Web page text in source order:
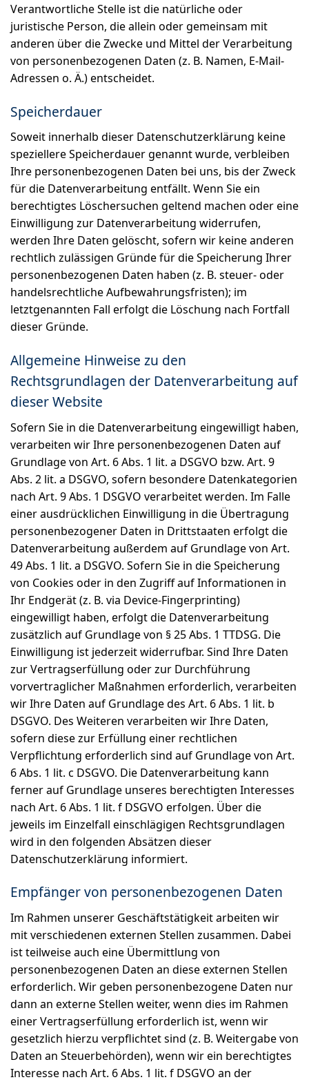
Verantwortliche Stelle ist die natürliche oder
juristische Person, die allein oder gemeinsam mit
anderen über die Zwecke und Mittel der Verarbeitung
von personenbezogenen Daten (z. B. Namen, E-Mail-
Adressen o. Ä.) entscheidet.
Speicherdauer
Soweit innerhalb dieser Datenschutzerklärung keine
speziellere Speicherdauer genannt wurde, verbleiben
Ihre personenbezogenen Daten bei uns, bis der Zweck
für die Datenverarbeitung entfällt. Wenn Sie ein
berechtigtes Löschersuchen geltend machen oder eine
Einwilligung zur Datenverarbeitung widerrufen,
werden Ihre Daten gelöscht, sofern wir keine anderen
rechtlich zulässigen Gründe für die Speicherung Ihrer
personenbezogenen Daten haben (z. B. steuer- oder
handelsrechtliche Aufbewahrungsfristen); im
letztgenannten Fall erfolgt die Löschung nach Fortfall
dieser Gründe.
Allgemeine Hinweise zu den
Rechtsgrundlagen der Datenverarbeitung auf
dieser Website
Sofern Sie in die Datenverarbeitung eingewilligt haben,
verarbeiten wir Ihre personenbezogenen Daten auf
Grundlage von Art. 6 Abs. 1 lit. a DSGVO bzw. Art. 9
Abs. 2 lit. a DSGVO, sofern besondere Datenkategorien
nach Art. 9 Abs. 1 DSGVO verarbeitet werden. Im Falle
einer ausdrücklichen Einwilligung in die Übertragung
personenbezogener Daten in Drittstaaten erfolgt die
Datenverarbeitung außerdem auf Grundlage von Art.
49 Abs. 1 lit. a DSGVO. Sofern Sie in die Speicherung
von Cookies oder in den Zugriff auf Informationen in
Ihr Endgerät (z. B. via Device-Fingerprinting)
eingewilligt haben, erfolgt die Datenverarbeitung
zusätzlich auf Grundlage von § 25 Abs. 1 TTDSG. Die
Einwilligung ist jederzeit widerrufbar. Sind Ihre Daten
zur Vertragserfüllung oder zur Durchführung
vorvertraglicher Maßnahmen erforderlich, verarbeiten
wir Ihre Daten auf Grundlage des Art. 6 Abs. 1 lit. b
DSGVO. Des Weiteren verarbeiten wir Ihre Daten,
sofern diese zur Erfüllung einer rechtlichen
Verpflichtung erforderlich sind auf Grundlage von Art.
6 Abs. 1 lit. c DSGVO. Die Datenverarbeitung kann
ferner auf Grundlage unseres berechtigten Interesses
nach Art. 6 Abs. 1 lit. f DSGVO erfolgen. Über die
jeweils im Einzelfall einschlägigen Rechtsgrundlagen
wird in den folgenden Absätzen dieser
Datenschutzerklärung informiert.
Empfänger von personenbezogenen Daten
Im Rahmen unserer Geschäftstätigkeit arbeiten wir
mit verschiedenen externen Stellen zusammen. Dabei
ist teilweise auch eine Übermittlung von
personenbezogenen Daten an diese externen Stellen
erforderlich. Wir geben personenbezogene Daten nur
dann an externe Stellen weiter, wenn dies im Rahmen
einer Vertragserfüllung erforderlich ist, wenn wir
gesetzlich hierzu verpflichtet sind (z. B. Weitergabe von
Daten an Steuerbehörden), wenn wir ein berechtigtes
Interesse nach Art. 6 Abs. 1 lit. f DSGVO an der